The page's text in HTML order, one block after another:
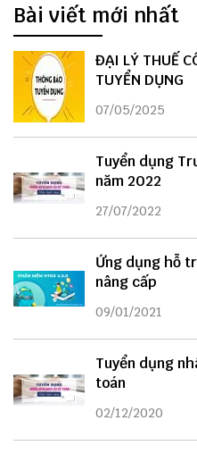
Bài viết mới nhất
ĐẠI LÝ THUẾ
TUYỂN DỤNG
07/05/2025
Tuyển dụng
năm 2022
27/07/2022
Ứng dụng hỗ
nâng cấp
09/01/2021
Tuyển dụng
toán
02/12/2020